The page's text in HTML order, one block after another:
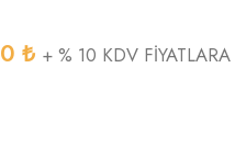
₺ + % 10 KDV FİYATLARA